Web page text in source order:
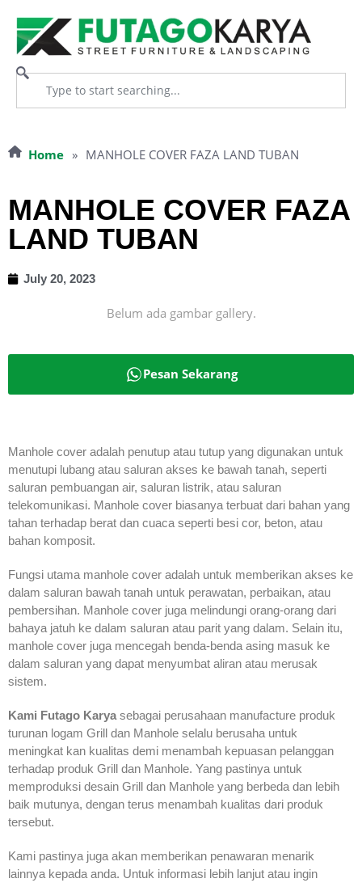
Home » MANHOLE COVER FAZA LAND TUBAN
MANHOLE COVER FAZA
LAND TUBAN
July 20, 2023
Belum ada gambar gallery.
Pesan Sekarang
Manhole cover adalah penutup atau tutup yang digunakan untuk
menutupi lubang atau saluran akses ke bawah tanah, seperti
saluran pembuangan air, saluran listrik, atau saluran
telekomunikasi. Manhole cover biasanya terbuat dari bahan yang
tahan terhadap berat dan cuaca seperti besi cor, beton, atau
bahan komposit.
Fungsi utama manhole cover adalah untuk memberikan akses ke
dalam saluran bawah tanah untuk perawatan, perbaikan, atau
pembersihan. Manhole cover juga melindungi orang-orang dari
bahaya jatuh ke dalam saluran atau parit yang dalam. Selain itu,
manhole cover juga mencegah benda-benda asing masuk ke
dalam saluran yang dapat menyumbat aliran atau merusak
sistem.
Kami Futago Karya sebagai perusahaan manufacture produk
turunan logam Grill dan Manhole selalu berusaha untuk
meningkat kan kualitas demi menambah kepuasan pelanggan
terhadap produk Grill dan Manhole. Yang pastinya untuk
memproduksi desain Grill dan Manhole yang berbeda dan lebih
baik mutunya, dengan terus menambah kualitas dari produk
tersebut.
Kami pastinya juga akan memberikan penawaran menarik
lainnya kepada anda. Untuk informasi lebih lanjut atau ingin